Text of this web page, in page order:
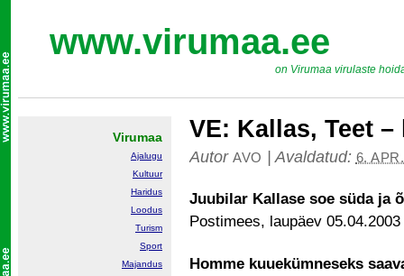
www.virumaa.ee
on Virumaa virulaste
VE: Kallas, Teet
Autor AVO |Avaldatud: 6.
Juubilar Kallase soe süda ja
Postimees, laupäev 05.04.2003
Homme kuuekümneseks
Virumaa
Ajalugu
Kultuur
Haridus
Loodus
Turism
Sport
Majandus